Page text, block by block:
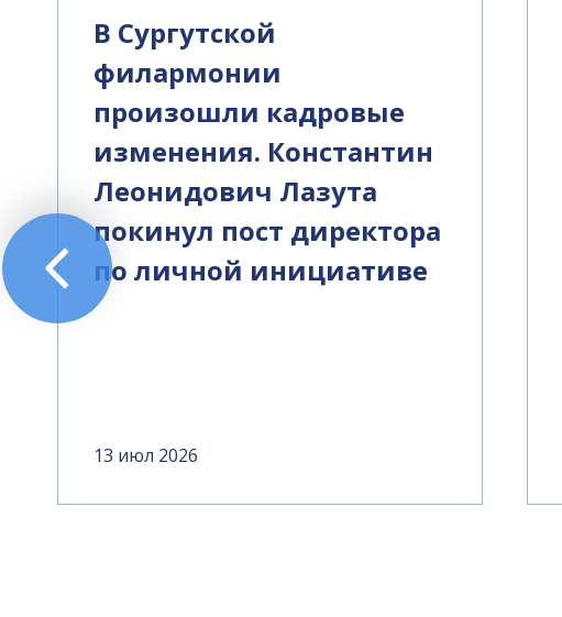
В Сургутской
филармонии
произошли кадровые
изменения. Константин
Леонидович Лазута
покинул пост директора
по личной инициативе
13 июл 2026